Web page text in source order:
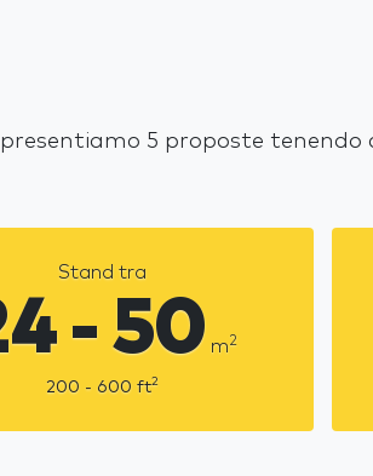
5 proposte
Stand tra
- 50 m2
200 - 600 ft2